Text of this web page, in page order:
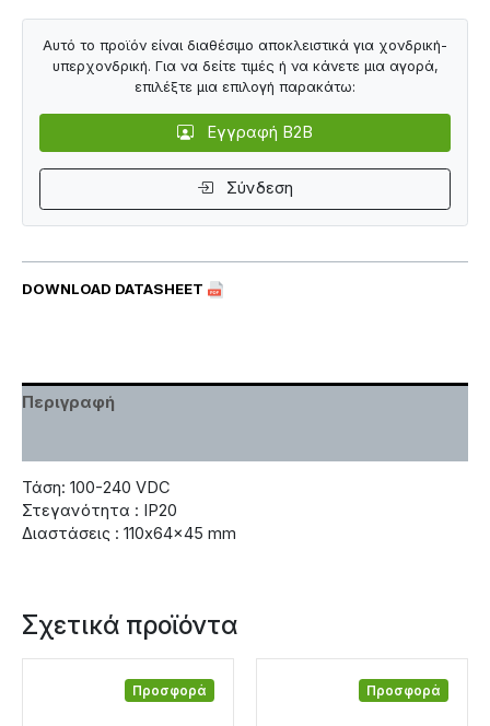
DOWNLOAD DATASHEET
Αυτό το προϊόν είναι διαθέσιμο αποκλειστικά για χονδρική-
υπερχονδρική. Για να δείτε τιμές ή να κάνετε μια αγορά,
επιλέξτε μια επιλογή παρακάτω:
Εγγραφή B2B
Σύνδεση
Περιγραφή
Τάση: 100-240 VDC
Στεγανότητα : IP20
Διαστάσεις : 110x64x45 mm
Σχετικά προϊόντα
Προσφορά Προσφορά